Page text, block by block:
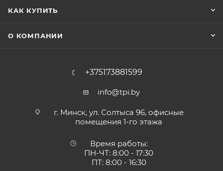
КАК КУПИТЬ
О КОМПАНИИ
+375173881599
info@tpi.by
г. Минск, ул. Солтыса 96, офисные
помещения 1-го этажа
Время работы:
ПН-ЧТ: 8:00 - 17:30
ПТ: 8:00 - 16:30